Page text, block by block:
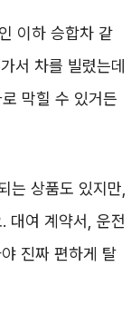
이하 승합차 같
서 차를 빌렸는데
막힐 수 있거든
는 상품도 있지만,
대여 계약서, 운전
진짜 편하게 탈